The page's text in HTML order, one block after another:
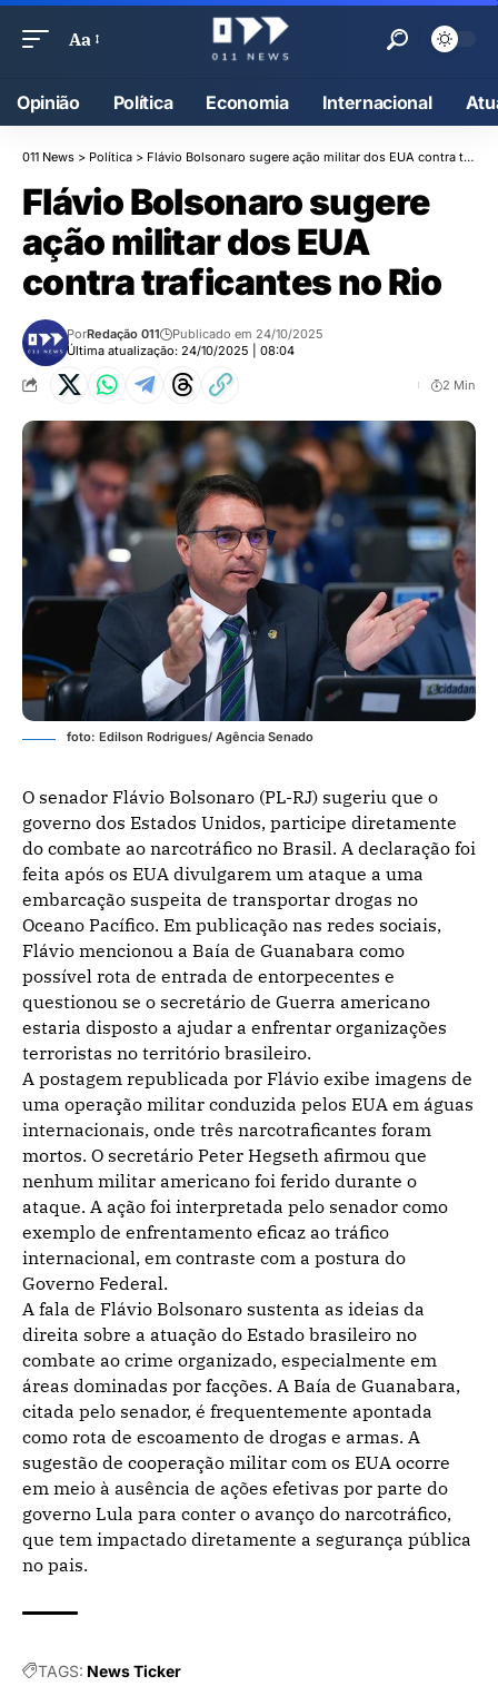
Aa
Opinião Política Economia Internacional
011 News > Política > Flávio Bolsonaro sugere ação militar dos EUA contra traficantes no Rio
Flávio Bolsonaro sugere
ação militar dos EUA
contra traficantes no Rio
Última atualização: 24/10/2025 | 08:04
PorRedação 011 Publicado em 24/10/2025
2 Min
foto: Edilson Rodrigues/ Agência Senado
O senador Flávio Bolsonaro (PL-RJ) sugeriu que o
governo dos Estados Unidos, participe diretamente
do combate ao narcotráfico no Brasil. A declaração foi
feita após os EUA divulgarem um ataque a uma
embarcação suspeita de transportar drogas no
Oceano Pacífico. Em publicação nas redes sociais,
Flávio mencionou a Baía de Guanabara como
possível rota de entrada de entorpecentes e
questionou se o secretário de Guerra americano
estaria disposto a ajudar a enfrentar organizações
terroristas no território brasileiro.
A postagem republicada por Flávio exibe imagens de
uma operação militar conduzida pelos EUA em águas
internacionais, onde três narcotraficantes foram
mortos. O secretário Peter Hegseth afirmou que
nenhum militar americano foi ferido durante o
ataque. A ação foi interpretada pelo senador como
exemplo de enfrentamento eficaz ao tráfico
internacional, em contraste com a postura do
Governo Federal.
A fala de Flávio Bolsonaro sustenta as ideias da
direita sobre a atuação do Estado brasileiro no
combate ao crime organizado, especialmente em
áreas dominadas por facções. A Baía de Guanabara,
citada pelo senador, é frequentemente apontada
como rota de escoamento de drogas e armas. A
sugestão de cooperação militar com os EUA ocorre
em meio à ausência de ações efetivas por parte do
governo Lula para conter o avanço do narcotráfico,
que tem impactado diretamente a segurança pública
no pais.
TAGS: News Ticker